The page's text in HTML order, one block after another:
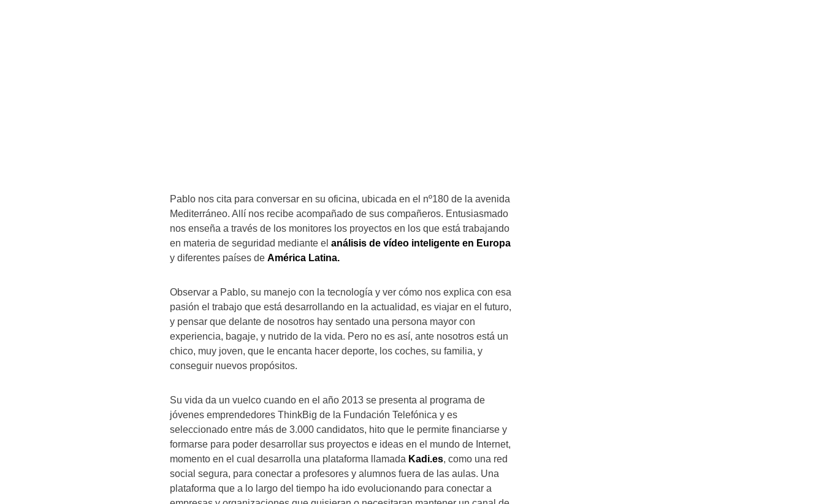
Pablo nos cita para conversar en su oficina, ubicada en el nº180 de la avenida
Mediterráneo. Allí nos recibe acompañado de sus compañeros. Entusiasmado
nos enseña a través de los monitores los proyectos en los que está trabajando
en materia de seguridad mediante el análisis de vídeo inteligente en Europa
y diferentes países de América Latina.
Observar a Pablo, su manejo con la tecnología y ver cómo nos explica con esa
pasión el trabajo que está desarrollando en la actualidad, es viajar en el futuro,
y pensar que delante de nosotros hay sentado una persona mayor con
experiencia, bagaje, y nutrido de la vida. Pero no es así, ante nosotros está un
chico, muy joven, que le encanta hacer deporte, los coches, su familia, y
conseguir nuevos propósitos.
Su vida da un vuelco cuando en el año 2013 se presenta al programa de
jóvenes emprendedores ThinkBig de la Fundación Telefónica y es
seleccionado entre más de 3.000 candidatos, hito que le permite financiarse y
formarse para poder desarrollar sus proyectos e ideas en el mundo de Internet,
momento en el cual desarrolla una plataforma llamada Kadi.es, como una red
social segura, para conectar a profesores y alumnos fuera de las aulas. Una
plataforma que a lo largo del tiempo ha ido evolucionando para conectar a